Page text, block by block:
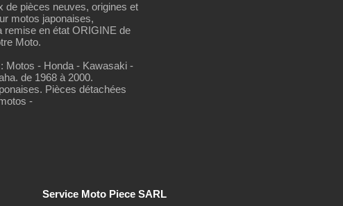
de pièces neuves, origines et
motos japonaises,
remise en état ORIGINE de
Moto.
Motos - Honda - Kawasaki -
de 1968 à 2000.
Pièces détachées
-
Service Moto Piece SARL